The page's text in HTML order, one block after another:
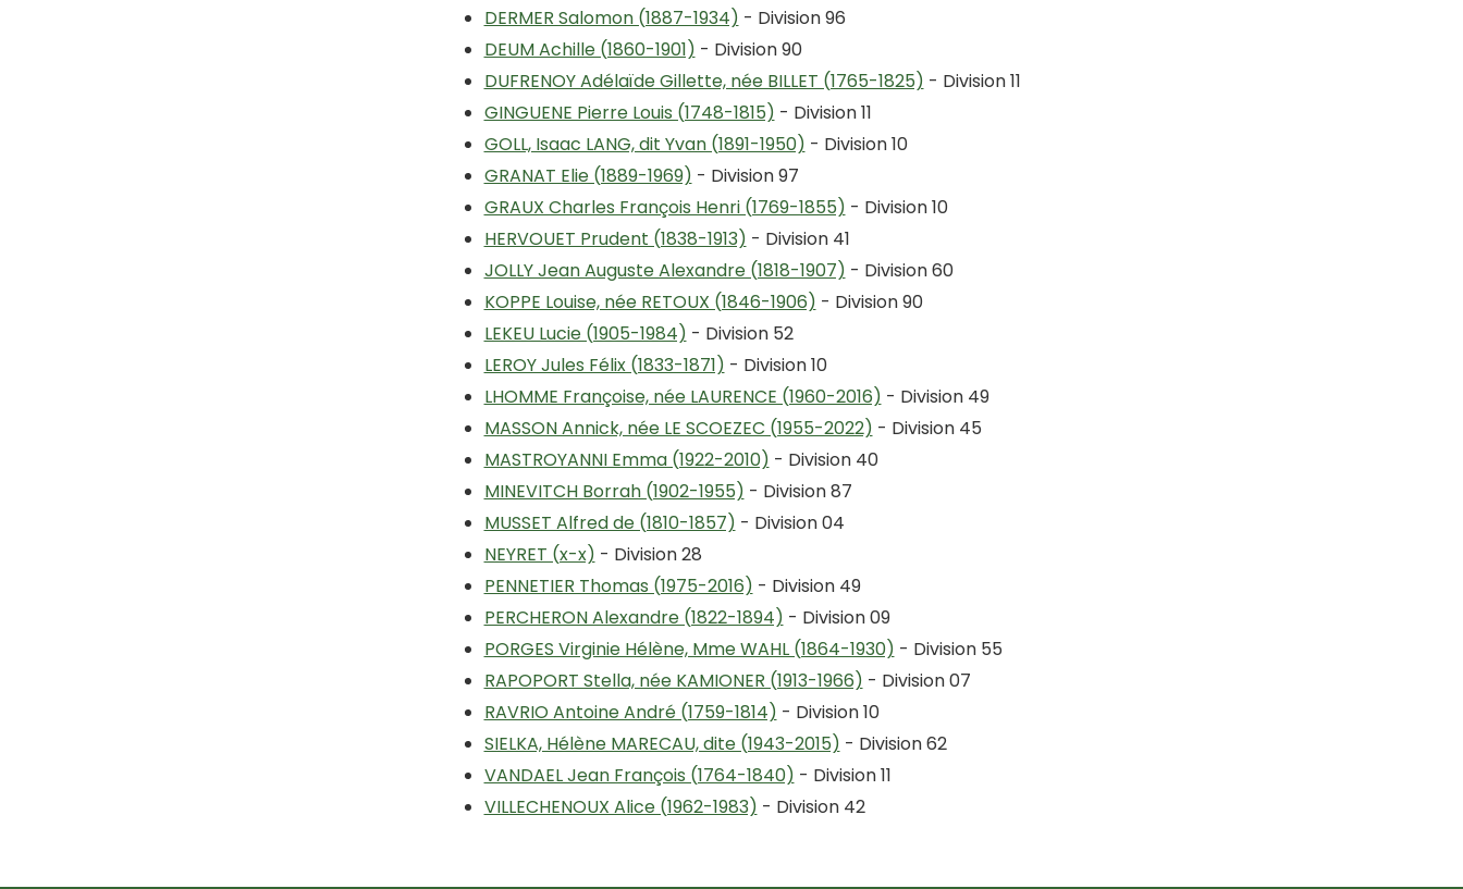
DERMER Salomon (1887-1934) - Division 96
DEUM Achille (1860-1901) - Division 90
DUFRENOY Adélaïde Gillette, née BILLET (1765-1825) - Division 11
GINGUENE Pierre Louis (1748-1815) - Division 11
GOLL, Isaac LANG, dit Yvan (1891-1950) - Division 10
GRANAT Elie (1889-1969) - Division 97
GRAUX Charles François Henri (1769-1855) - Division 10
HERVOUET Prudent (1838-1913) - Division 41
JOLLY Jean Auguste Alexandre (1818-1907) - Division 60
KOPPE Louise, née RETOUX (1846-1906) - Division 90
LEKEU Lucie (1905-1984) - Division 52
LEROY Jules Félix (1833-1871) - Division 10
LHOMME Françoise, née LAURENCE (1960-2016) - Division 49
MASSON Annick, née LE SCOEZEC (1955-2022) - Division 45
MASTROYANNI Emma (1922-2010) - Division 40
MINEVITCH Borrah (1902-1955) - Division 87
MUSSET Alfred de (1810-1857) - Division 04
NEYRET (x-x) - Division 28
PENNETIER Thomas (1975-2016) - Division 49
PERCHERON Alexandre (1822-1894) - Division 09
PORGES Virginie Hélène, Mme WAHL (1864-1930) - Division 55
RAPOPORT Stella, née KAMIONER (1913-1966) - Division 07
RAVRIO Antoine André (1759-1814) - Division 10
SIELKA, Hélène MARECAU, dite (1943-2015) - Division 62
VANDAEL Jean François (1764-1840) - Division 11
VILLECHENOUX Alice (1962-1983) - Division 42